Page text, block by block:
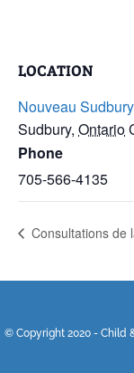
LOCATION
Nouveau
Sudbury, Ontario
Phone
705-566-4135
Consultations de
© Copyright 2020 - Child